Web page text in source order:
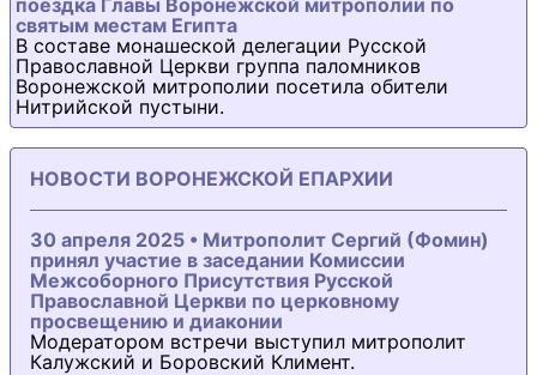
поездка Главы Воронежской митрополии по
святым местам Египта
В составе монашеской делегации Русской
Православной Церкви группа паломников
Воронежской митрополии посетила обители
Нитрийской пустыни.
НОВОСТИ ВОРОНЕЖСКОЙ ЕПАРХИИ
30 апреля 2025 • Митрополит Сергий (Фомин)
принял участие в заседании Комиссии
Межсоборного Присутствия Русской
Православной Церкви по церковному
просвещению и диаконии
Модератором встречи выступил митрополит
Калужский и Боровский Климент.